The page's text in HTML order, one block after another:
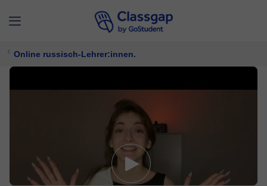
Online russisch-Lehrer:innen.